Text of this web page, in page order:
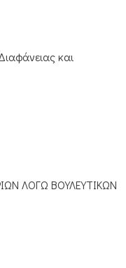
και
ΛΟΓΩ ΒΟΥΛΕΥΤΙΚΩΝ